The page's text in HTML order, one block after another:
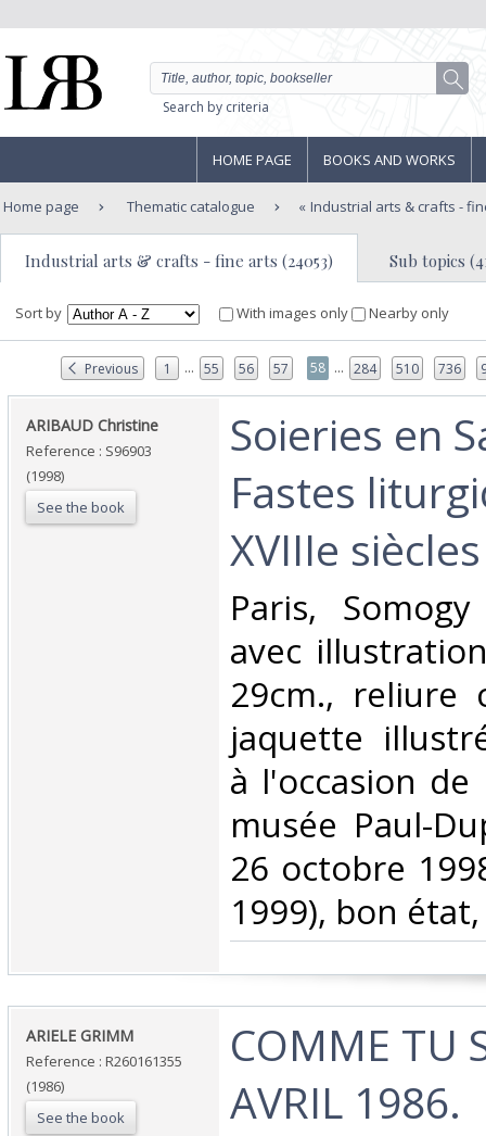
Search by criteria
HOME PAGE BOOKS AND WORKS
Home page Thematic catalogue Industrial arts & crafts -
Industrial arts & crafts - fine arts (24053) Sub topics
Sort by With images only Nearby only
Previous 1 ... 55 56 57 58 ... 284 510 736
‎ARIBAUD Christine‎
Reference : S96903
(1998)
See the book
‎Soieries en
Fastes
XVIIIe siècles‎
‎Paris,
avec
29cm., reliure
jaquette
à l'occasion
musée Paul-
26 octobre
1999), bon
‎ARIELE GRIMM‎
Reference : R260161355
(1986)
See the book
‎COMME TU
AVRIL 1986.‎